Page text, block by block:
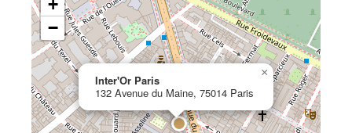
Inter'Or Paris
132 Avenue du Maine, 75014 Paris
×
+
−